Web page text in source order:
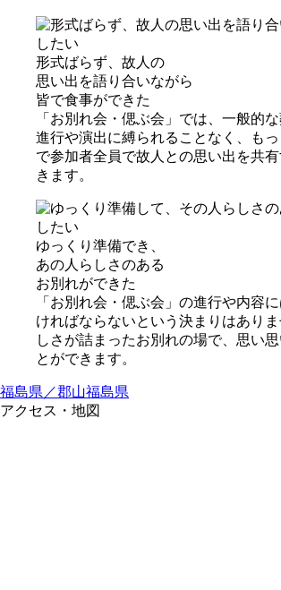
形式ばらず、故⼈の
思い出を語り合いながら
皆で⾷事ができた
「お別れ会・偲ぶ会」では、一般的
進行や演出に縛られることなく、も
で参加者全員で故人との思い出を共
きます。
ゆっくり準備でき、
あの⼈らしさのある
お別れができた
「お別れ会・偲ぶ会」の進行や内容
ければならないという決まりはあり
しさが詰まったお別れの場で、思い
とができます。
福島県／郡山福島県
アクセス・地図